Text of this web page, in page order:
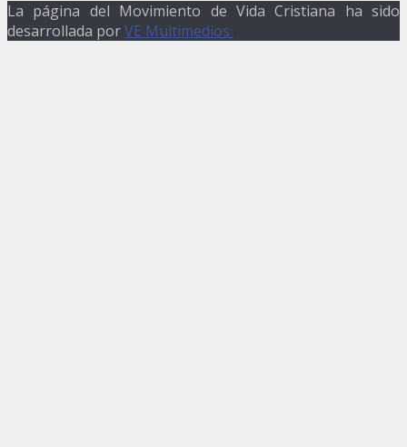
La página del Movimiento de Vida Cristiana ha sido
desarrollada porVE Multimedios